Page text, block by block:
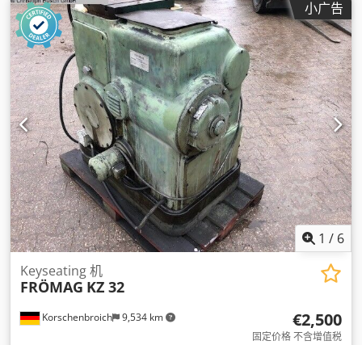
小广告
1 / 6
Korschenbroich 9,534 km
Keyseating 机
FRÖMAG KZ 32
€2,500
固定价格 不含增值税